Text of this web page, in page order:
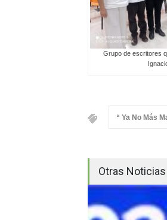
Grupo de escritores
“ Ya No Más
Otras Noticias